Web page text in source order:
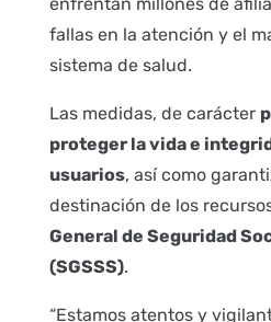
fallas en la atención y el
sistema de salud.
Las medidas, de carácter
proteger la vida e
usuarios, así como
destinación de los
General de Seguridad
(SGSSS).
“Estamos atentos y